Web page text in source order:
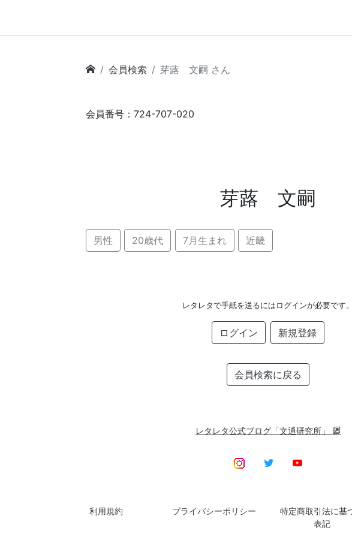
会員検索 芽蕗 文嗣 さん
会員番号：724-707-020
芽蕗 文嗣
男性 20歳代 7月生まれ 近畿
レタレタで手紙を送るにはログインが必要です。
ログイン 新規登録
会員検索に戻る
レタレタ公式ブログ「文通研究所」
利用規約 プライバシーポリシー
特定商取引法に基
表記